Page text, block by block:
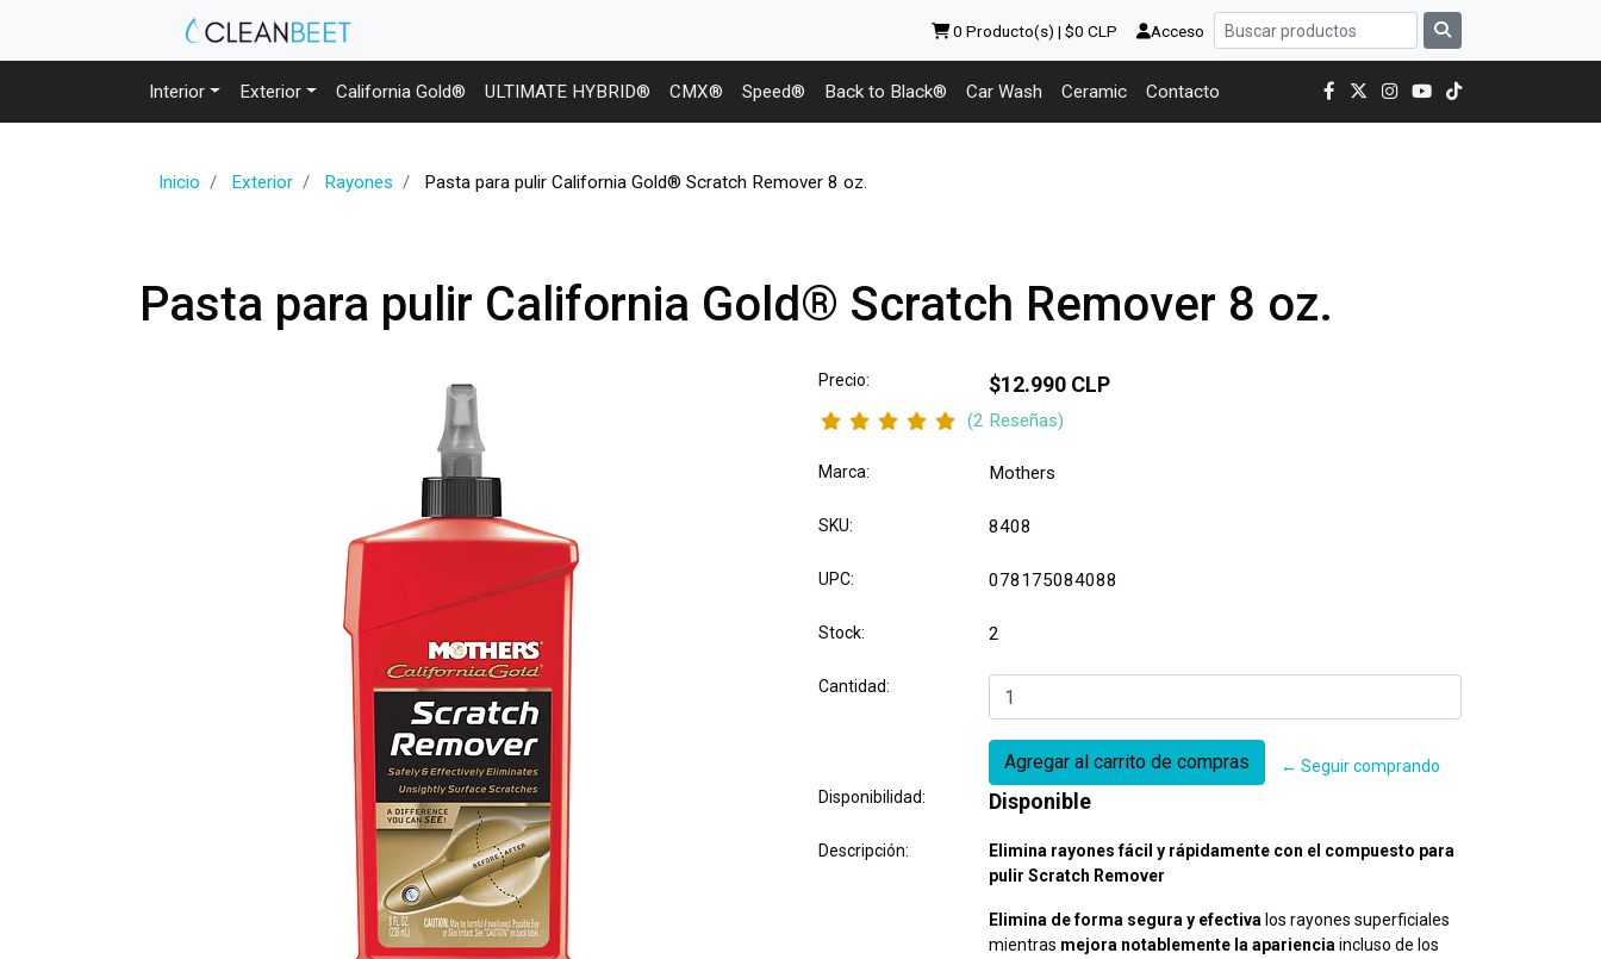
0 Producto(s) | $0 CLP Acceso
Interior Exterior California Gold® ULTIMATE HYBRID® CMX® Speed® Back to Black® Car Wash Ceramic Contacto
Inicio Exterior Rayones Pasta para pulir California Gold® Scratch Remover 8 oz.
Pasta para pulir California Gold® Scratch Remover 8 oz.
Precio: $12.990 CLP
(2 Reseñas)
Marca: Mothers
SKU: 8408
UPC: 078175084088
Stock: 2
Cantidad:
← Seguir comprando
Disponibilidad:
Disponible
Descripción:
Elimina rayones fácil y rápidamente con el compuesto para
pulir Scratch Remover
Elimina de forma segura y efectiva los rayones superficiales
mientras mejora notablemente la apariencia incluso de los